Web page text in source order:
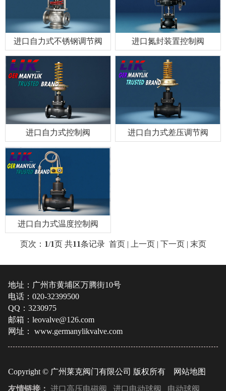
进口自力式不锈钢调节阀 进口氮封装置控制阀
进口自力式控制阀 进口自力式差压调节阀
进口自力式温度控制阀
页次： 1/1页 共11条记录 首页 | 上一页 | 下一页 | 末页
地址：广州市黄埔区万腾街10号
电话：020-32399500
QQ：3230975
邮箱： leovalve@126.com
网址： www.germanylikvalve.com
Copyright © 广州莱克阀门有限公司 版权所有
网站地图
友情链接： 进口高压电磁阀 进口电动球阀 电动球阀